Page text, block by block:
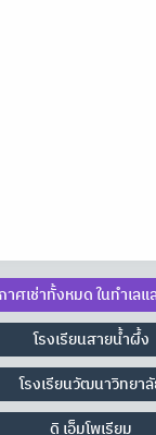
าศเช่าทั้งหมด ในทำเล
โรงเรียนสายน้ำผึ้ง
โรงเรียนวัฒนาวิทยา
ดิ เอ็มโพเรียม